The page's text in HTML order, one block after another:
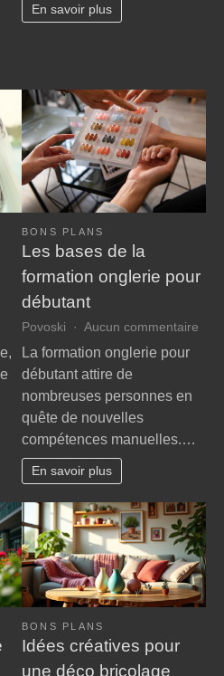
voyage
En savoir plus
coulisses
journée
capturée
matin
jusqu’au
BONS PLANS
Les bases de la
formation onglerie pour
débutant
Povoski Aucun commentaire
La formation onglerie pour
débutant attire de
nombreuses personnes en
quête de nouvelles
compétences manuelles.…
En savoir plus
BONS PLANS
Idées créatives pour
une déco bricolage